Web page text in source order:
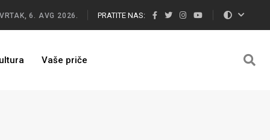
6. AVG 2026. PRATITE NAS:
Vaše priče